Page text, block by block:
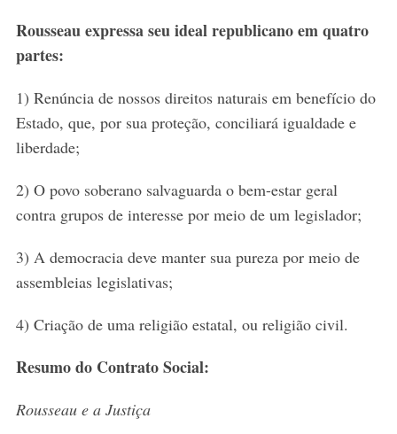
Rousseau expressa seu ideal republicano em quatro
partes:
1) Renúncia de nossos direitos naturais em benefício do
Estado, que, por sua proteção, conciliará igualdade e
liberdade;
2) O povo soberano salvaguarda o bem-estar geral
contra grupos de interesse por meio de um legislador;
3) A democracia deve manter sua pureza por meio de
assembleias legislativas;
4) Criação de uma religião estatal, ou religião civil.
Resumo do Contrato Social:
Rousseau e a Justiça